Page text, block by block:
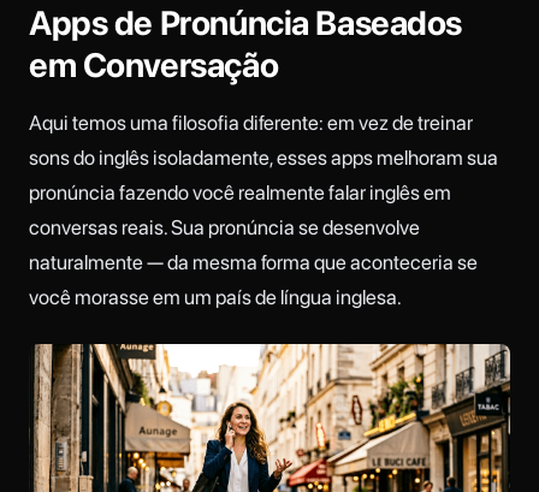
Apps de Pronúncia Baseados
em Conversação
Aqui temos uma filosofia diferente: em vez de treinar
sons do inglês isoladamente, esses apps melhoram sua
pronúncia fazendo você realmente falar inglês em
conversas reais. Sua pronúncia se desenvolve
naturalmente — da mesma forma que aconteceria se
você morasse em um país de língua inglesa.